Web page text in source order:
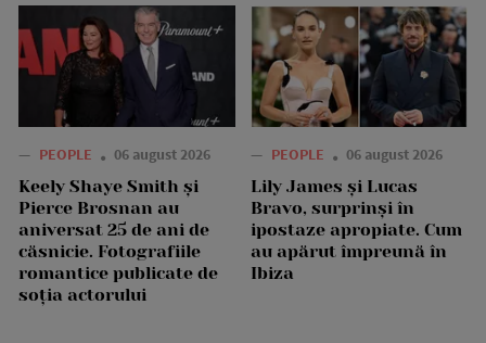
— PEOPLE 06 august 2026
Keely Shaye Smith și
Pierce Brosnan au
aniversat 25 de ani de
căsnicie. Fotografiile
romantice publicate de
soția actorului
— PEOPLE 06 august 2026
Lily James și Lucas
Bravo, surprinși în
ipostaze apropiate. Cum
au apărut împreună în
Ibiza